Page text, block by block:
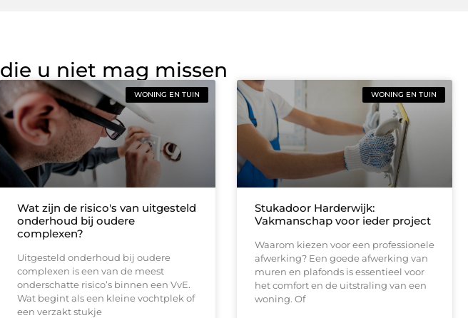
die u niet mag missen
WONING EN TUIN
Wat zijn de risico's van uitgesteld
onderhoud bij oudere
complexen?
Uitgesteld onderhoud bij oudere
complexen is een van de meest
onderschatte risico’s binnen een VvE.
Wat begint als een kleine vochtplek of
een verzakt stukje
WONING EN TUIN
Stukadoor Harderwijk:
Vakmanschap voor ieder project
Waarom kiezen voor een professionele
afwerking? Een goede afwerking van
muren en plafonds is essentieel voor
het comfort en de uitstraling van een
woning. Of